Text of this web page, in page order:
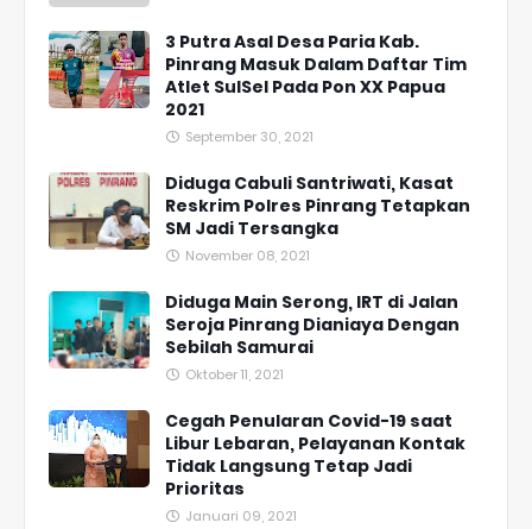
3 Putra Asal Desa Paria Kab.
Pinrang Masuk Dalam Daftar Tim
Atlet SulSel Pada Pon XX Papua
2021
September 30, 2021
Diduga Cabuli Santriwati, Kasat
Reskrim Polres Pinrang Tetapkan
SM Jadi Tersangka
November 08, 2021
Diduga Main Serong, IRT di Jalan
Seroja Pinrang Dianiaya Dengan
Sebilah Samurai
Oktober 11, 2021
Cegah Penularan Covid-19 saat
Libur Lebaran, Pelayanan Kontak
Tidak Langsung Tetap Jadi
Prioritas
Januari 09, 2021